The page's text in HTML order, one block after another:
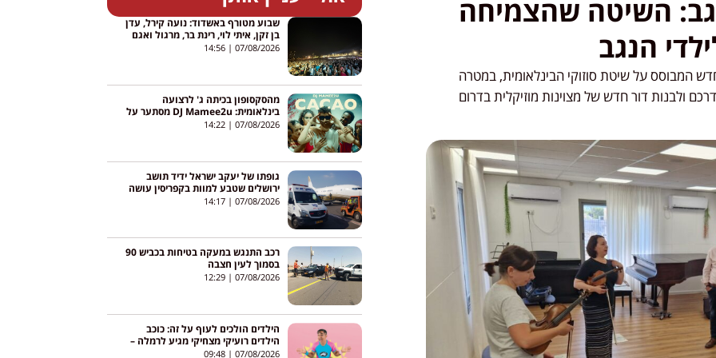
השיטה שהצמיחה
הנגב
המבוסס על שיטת סוזוקי הבינלאומית, במטרה
ולבנות דור חדש של מצוינות מוזיקלית בדרום
שבוע מטורף באשדוד: נועה קירל, עדן
בן זקן, איתי לוי, רינת בר, מרגול ואגם
בוחבוט – והכניסה חופשית
07/08/2026
14:56
מהסקסופון בכיתה ג' לרצועה
בינלאומית: DJ Mamee2u מסתער על
יוטיוב עם שיר חדש
07/08/2026
14:22
גופתו של יעקב ישראל ידיד תושב
ירושלים שטבע למוות בקפריסין עושה
את דרכה לישראל
07/08/2026
14:17
רכב התנגש במעקה בטיחות בכביש 90
בסמוך לעין חצבה
07/08/2026
12:29
הילדים הולכים לעוף על זה: כוכב
הילדים רועיקי מצחיקי מגיע לרמלה –
והכניסה חופשית
07/08/2026
09:48